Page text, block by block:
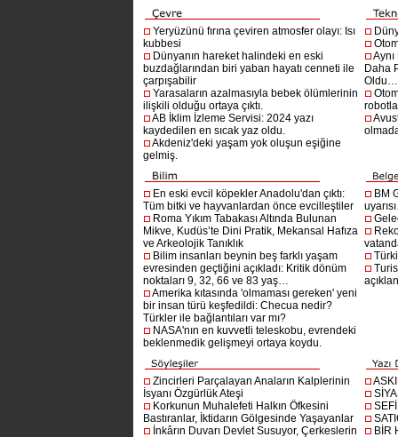
Yeryüzünü fırına çeviren atmosfer olayı: Isı
kubbesi
Dünyanın hareket halindeki en eski
buzdağlarından biri yaban hayatı cenneti ile
çarpışabilir
Yarasaların azalmasıyla bebek ölümlerinin
ilişkili olduğu ortaya çıktı.
AB İklim İzleme Servisi: 2024 yazı
kaydedilen en sıcak yaz oldu.
Akdeniz'deki yaşam yok oluşun eşiğine
gelmiş.
Daha
Oldu…
En eski evcil köpekler Anadolu'dan çıktı:
Tüm bitki ve hayvanlardan önce evcilleştiler
Roma Yıkım Tabakası Altında Bulunan
Mikve, Kudüs’te Dini Pratik, Mekansal Hafıza
ve Arkeolojik Tanıklık
Bilim insanları beynin beş farklı yaşam
evresinden geçtiğini açıkladı: Kritik dönüm
noktaları 9, 32, 66 ve 83 yaş…
Amerika kıtasında 'olmaması gereken' yeni
bir insan türü keşfedildi: Checua nedir?
Türkler ile bağlantıları var mı?
NASA'nın en kuvvetli teleskobu, evrendeki
beklenmedik gelişmeyi ortaya koydu.
BM
Zincirleri Parçalayan Anaların Kalplerinin
İsyanı Özgürlük Ateşi
Korkunun Muhalefeti Halkın Öfkesini
Bastıranlar, İktidarın Gölgesinde Yaşayanlar
İnkârın Duvarı Devlet Susuyor, Çerkeslerin
BİR